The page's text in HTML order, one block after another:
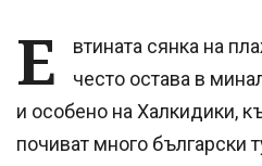
Е
втината сянка на
често остава в
и особено на Халкидики,
почиват много български